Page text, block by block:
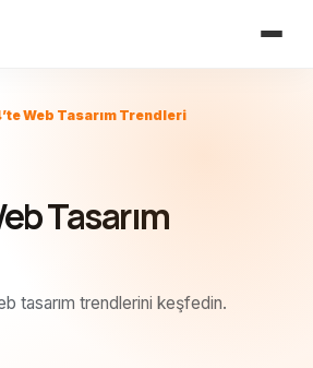
Web Tasarım Trendleri
Tasarım
tasarım trendlerini keşfedin.